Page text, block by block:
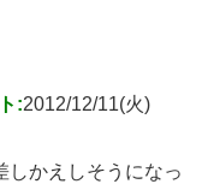
:2012/12/11(火)
しかえしそうになっ